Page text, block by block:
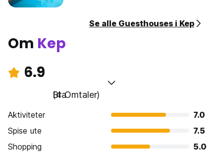
Se alle Guesthouses i Kep
Om Kep
6.9
Bra
(4 Omtaler)
Aktiviteter
7.0
Spise ute
7.5
Shopping
5.0